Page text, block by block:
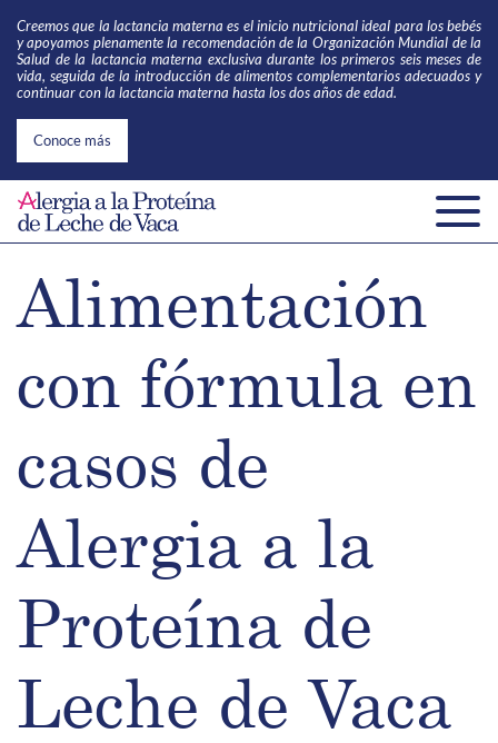
Creemos que la lactancia materna es el inicio nutricional ideal para los bebés
y apoyamos plenamente la recomendación de la Organización Mundial de la
Salud de la lactancia materna exclusiva durante los primeros seis meses de
vida, seguida de la introducción de alimentos complementarios adecuados y
continuar con la lactancia materna hasta los dos años de edad.
Conoce más
Alimentación
con fórmula en
casos de
Alergia a la
Proteína de
Leche de Vaca